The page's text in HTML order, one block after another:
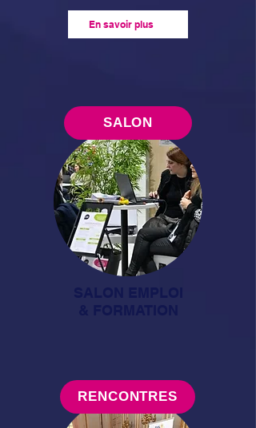
En savoir plus
SALON
RENCONTRES